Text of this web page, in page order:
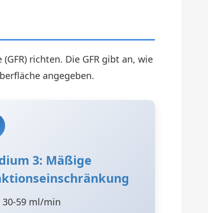
richten. Die GFR gibt an, wie
angegeben.
3: Mäßige
30-59 ml/min